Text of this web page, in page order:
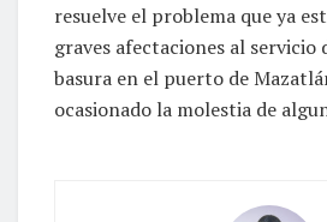
resuelve el problema que ya
graves afectaciones al servicio
basura en el puerto de
ocasionado la molestia de